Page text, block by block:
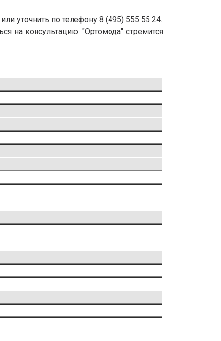
уточнить по телефону 8 (495) 555 55 24.
на консультацию. "Ортомода" стремится